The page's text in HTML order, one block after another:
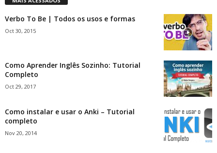
Verbo To Be | Todos os usos e formas
Oct 30, 2015
Como Aprender Inglês Sozinho: Tutorial
Completo
Oct 29, 2017
Como instalar e usar o Anki – Tutorial
completo
Nov 20, 2014